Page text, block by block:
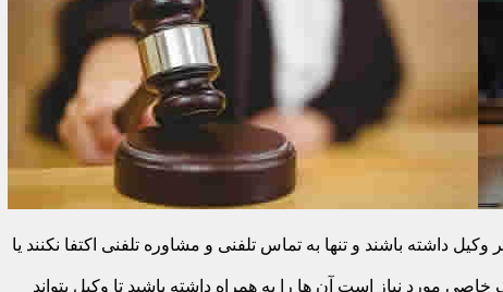
باشند و تنها به تماس تلفنی و مشاوره تلفنی اکتفا نکنند یا
مورد نیاز است آن ها را به همراه داشته باشید تا وکیل بتواند